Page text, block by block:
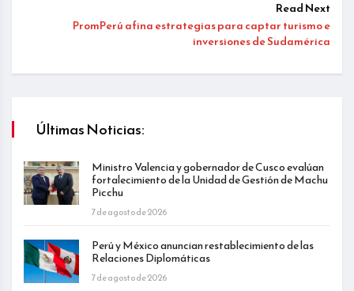
Read Next
PromPerú afina estrategias para captar turismo e
inversiones de Sudamérica
Últimas Noticias:
Ministro Valencia y gobernador de Cusco evalúan
fortalecimiento de la Unidad de Gestión de Machu
Picchu
7 de agosto de 2026
Perú y México anuncian restablecimiento de las
Relaciones Diplomáticas
7 de agosto de 2026